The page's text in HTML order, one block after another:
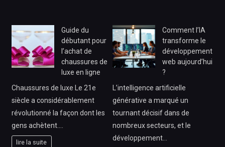
Guide du
débutant pour
l’achat de
chaussures de
luxe en ligne
Chaussures de luxe Le 21e
siècle a considérablement
révolutionné la façon dont les
gens achètent.…
lire la suite
Comment l’IA
transforme le
développement
web aujourd’hui
?
L’intelligence artificielle
générative a marqué un
tournant décisif dans de
nombreux secteurs, et le
développement…